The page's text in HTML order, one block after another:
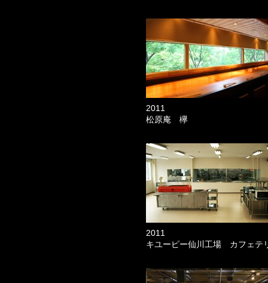
2011
松原庵 欅
2011
キユーピー仙川工場 カフェテ